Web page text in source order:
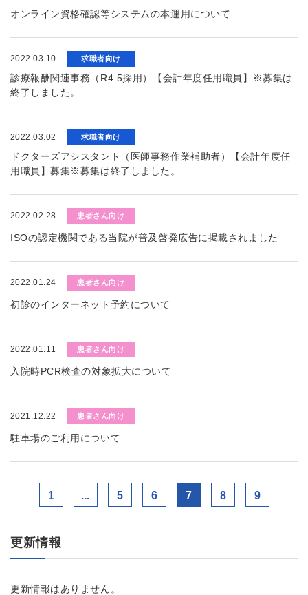
オンライン資格確認等システムの本運用について
2022.03.10 求職者向け
診療報酬関連事務（R4.5採用）【会計年度任用職員】※募集は
終了しました。
2022.03.02 求職者向け
ドクターズアシスタント（医師事務作業補助者）【会計年度任
用職員】募集※募集は終了しました。
2022.02.28 患者さん向け
ISOの認定機関である当院が普及啓発広告に掲載されました
2022.01.24 患者さん向け
初診のインターネット予約について
2022.01.11 患者さん向け
入院時PCR検査の対象拡大について
2021.12.22 患者さん向け
駐車場のご利用について
1 ... 5 6 7 8 9
更新情報
更新情報はありません。